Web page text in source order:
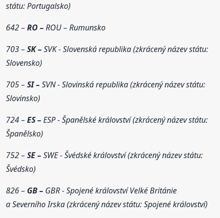
státu: Portugalsko)
642 – RO –ROU – Rumunsko
703 –SK –SVK - Slovenská republika (zkrácený název státu:
Slovensko)
705 –SI –SVN - Slovinská republika (zkrácený název státu:
Slovinsko)
724 –ES –ESP - Španělské království (zkrácený název státu:
Španělsko)
752 –SE –SWE - Švédské království (zkrácený název státu:
Švédsko)
826 – GB – GBR - Spojené království Velké Británie
a Severního Irska (zkrácený název státu: Spojené království)